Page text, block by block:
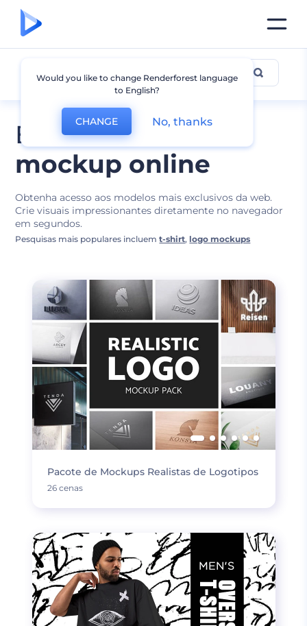
Edite o melhor
mockup online
Obtenha acesso aos modelos mais exclusivos da web.
Crie visuais impressionantes diretamente no navegador
em segundos.
Designs de Mockups
Pesquisas mais populares incluemt-shirt, logo mockups
Pacote de Mockups Realistas de Logotipos
26 cenas
Would you like to change Renderforest language
to English?
CHANGE No, thanks